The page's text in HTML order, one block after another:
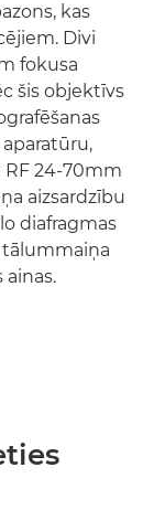
kas
Divi
fokusa
šis objektīvs
RF 24-70mm
aizsardzību
diafragmas
ainas.